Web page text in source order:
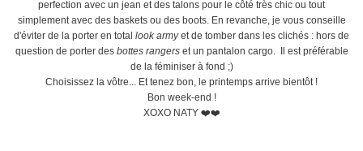
perfection avec un jean et des talons pour le côté très chic ou tout
simplement avec des baskets ou des boots. En revanche, je vous conseille
d'éviter de la porter en total look armyet de tomber dans les clichés : hors de
question de porter des bottes rangerset un pantalon cargo. Il est préférable
de la féminiser à fond ;)
Choisissez la vôtre... Et tenez bon, le printemps arrive bientôt !
Bon week-end !
XOXO NATY ❤️❤️